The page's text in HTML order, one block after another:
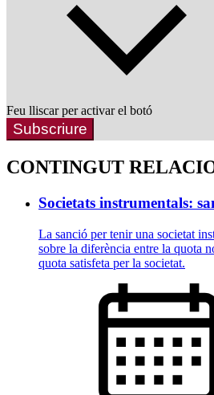
Feu lliscar per activar el botó
Subscriure
CONTINGUT
Societats instrumentals:
La sanció per tenir una societat
sobre la diferència entre la quota
quota satisfeta per la societat.